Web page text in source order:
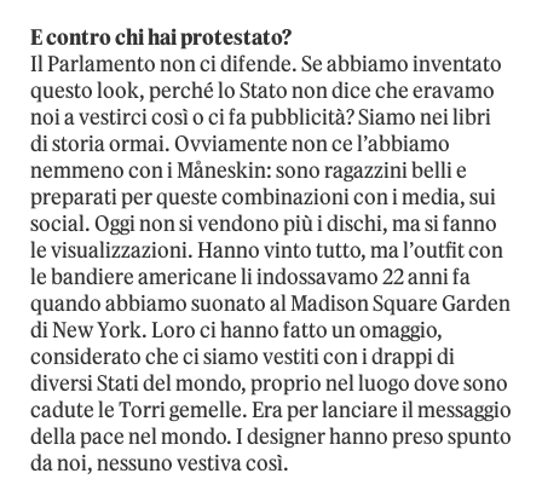
E contro chi hai protestato?
Il Parlamento non ci difende. Se abbiamo inventato
questo look, perché lo Stato non dice che eravamo
noi a vestirci così o ci fa pubblicità? Siamo nei libri
di storia ormai. Ovviamente non ce l’abbiamo
nemmeno con i Måneskin: sono ragazzini belli e
preparati per queste combinazioni con i media, sui
social. Oggi non si vendono più i dischi, ma si fanno
le visualizzazioni. Hanno vinto tutto, ma l’outfit con
le bandiere americane li indossavamo 22 anni fa
quando abbiamo suonato al Madison Square Garden
di New York. Loro ci hanno fatto un omaggio,
considerato che ci siamo vestiti con i drappi di
diversi Stati del mondo, proprio nel luogo dove sono
cadute le Torri gemelle. Era per lanciare il messaggio
della pace nel mondo. I designer hanno preso spunto
da noi, nessuno vestiva così.